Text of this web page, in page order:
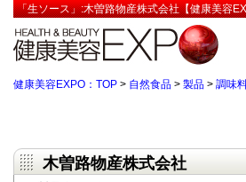
「生ソース」:木曽路物産株式会社【健康美容
健康美容EXPO：TOP > 自然食品 > 製品 > 調味
木曽路物産株式会社